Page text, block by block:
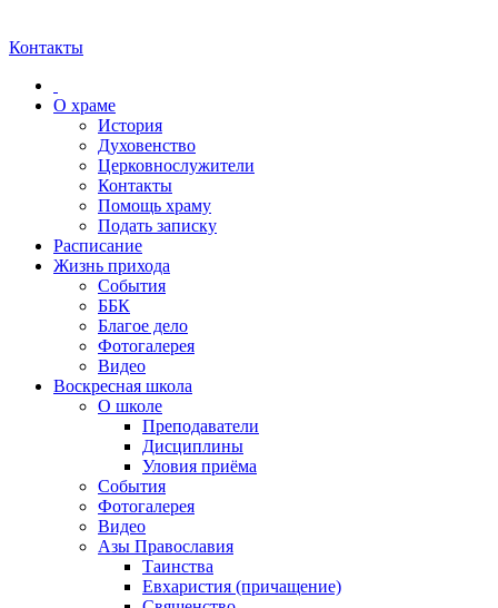
Контакты
О храме
История
Духовенство
Церковнослужители
Контакты
Помощь храму
Подать записку
Расписание
Жизнь прихода
События
ББК
Благое дело
Фотогалерея
Видео
Воскресная школа
О школе
Преподаватели
Дисциплины
Уловия приёма
События
Фотогалерея
Видео
Азы Православия
Таинства
Евхаристия (причащение)